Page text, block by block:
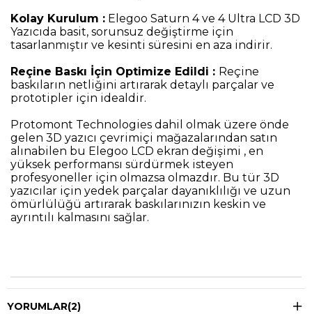
Kolay Kurulum : Elegoo Saturn 4 ve 4 Ultra LCD 3D
Yazıcıda basit, sorunsuz değiştirme için
tasarlanmıştır ve kesinti süresini en aza indirir.
Reçine Baskı İçin Optimize Edildi : Reçine
baskıların netliğini artırarak detaylı parçalar ve
prototipler için idealdir.
Protomont Technologies dahil olmak üzere önde
gelen 3D yazıcı çevrimiçi mağazalarından satın
alınabilen bu Elegoo LCD ekran değişimi , en
yüksek performansı sürdürmek isteyen
profesyoneller için olmazsa olmazdır. Bu tür 3D
yazıcılar için yedek parçalar dayanıklılığı ve uzun
ömürlülüğü artırarak baskılarınızın keskin ve
ayrıntılı kalmasını sağlar.
YORUMLAR(2)